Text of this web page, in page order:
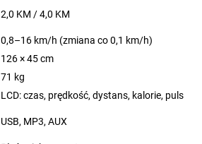
2,0 KM / 4,0 KM
0,8–16 km/h (zmiana co 0,1 km/h)
126 × 45 cm
71 kg
LCD: czas, prędkość, dystans, kalorie, puls
USB, MP3, AUX